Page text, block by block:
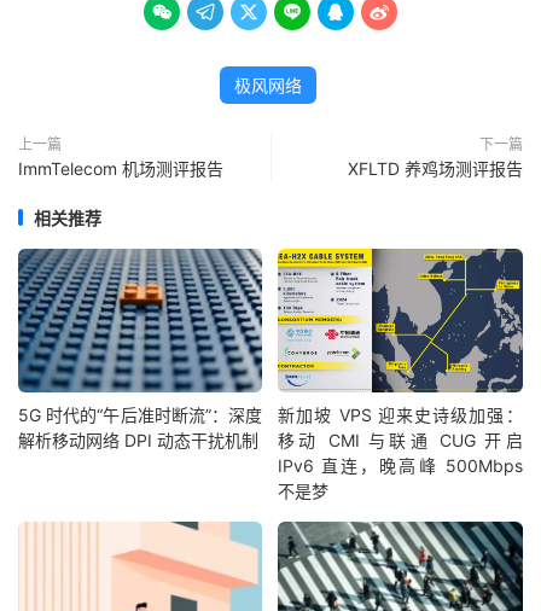
     
极风网络
上一篇
ImmTelecom 机场测评报告
下一篇
XFLTD 养鸡场测评报告
相关推荐
5G 时代的“午后准时断流”：深度
解析移动网络 DPI 动态干扰机制
新加坡 VPS 迎来史诗级加强：
移动 CMI 与联通 CUG 开启
IPv6 直连，晚高峰 500Mbps
不是梦